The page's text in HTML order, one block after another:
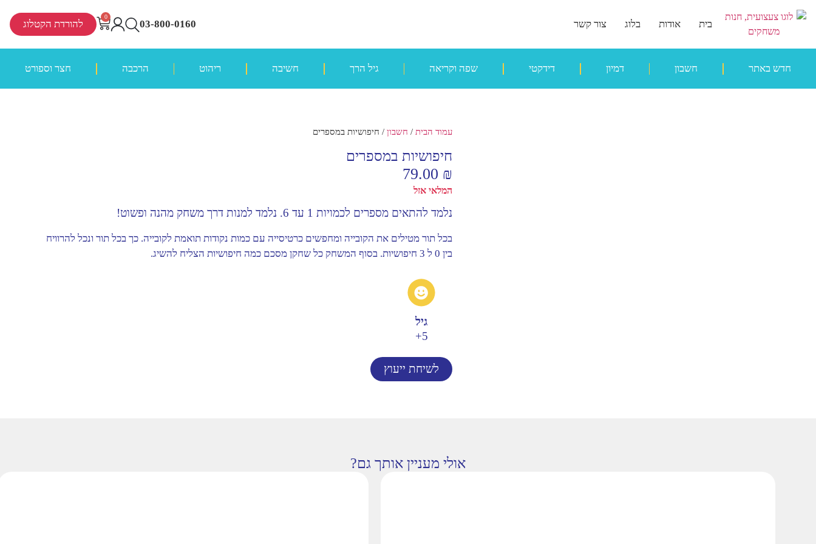
בית אודות בלוג צור קשר 03-800-0160
0
להורדת הקטלוג
חדש באתר חשבון דמיון דידקטי שפה וקריאה גיל הרך חשיבה ריהוט הרכבה חצר וספורט
עמוד הבית / חשבון / חיפושיות במספרים
חיפושיות במספרים
79.00 ₪
המלאי אזל
נלמד להתאים מספרים לכמויות 1 עד 6. נלמד למנות דרך משחק מהנה ופשוט!
בכל תור מטילים את הקובייה ומחפשים כרטיסייה עם כמות נקודות תואמת לקובייה. כך בכל תור ונכל להרוויח
בין 0 ל 3 חיפושיות. בסוף המשחק כל שחקן מסכם כמה חיפושיות הצליח להשיג.
גיל
5+
לשיחת ייעוץ
אולי מעניין אותך גם?